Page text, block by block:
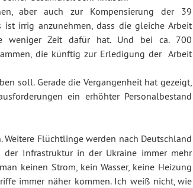
aber auch zur Kompensierung der 39
irrig anzunehmen, dass die gleiche Arbeit
weniger Zeit dafür hat. Und bei ca. 700
die künftig zur Erledigung der Arbeit
soll. Gerade die Vergangenheit hat gezeigt,
ein erhöhter Personalbestand
Flüchtlinge werden nach Deutschland
Infrastruktur in der Ukraine immer mehr
keinen Strom, kein Wasser, keine Heizung
immer näher kommen. Ich weiß nicht, wie